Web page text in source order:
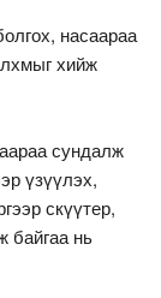
насаараа
хийж
сундалж
үзүүлэх,
скүүтер,
нь